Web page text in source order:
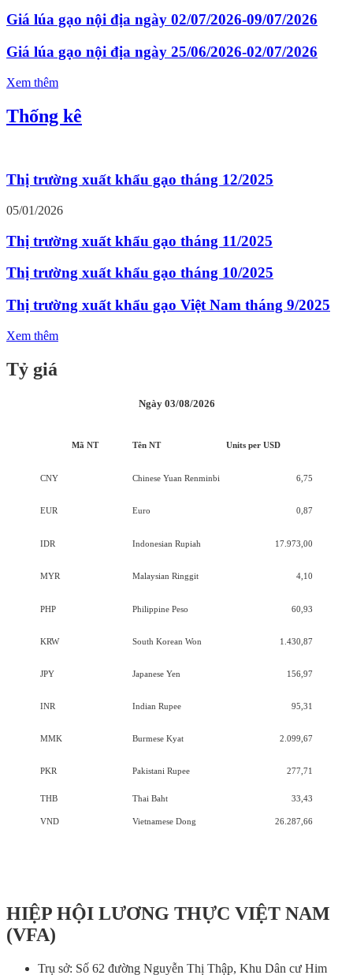
Giá lúa gạo nội địa ngày 02/07/2026-09/07/2026
Giá lúa gạo nội địa ngày 25/06/2026-02/07/2026
Xem thêm
Thống kê
Thị trường xuất khẩu gạo tháng 12/2025
05/01/2026
Thị trường xuất khẩu gạo tháng 11/2025
Thị trường xuất khẩu gạo tháng 10/2025
Thị trường xuất khẩu gạo Việt Nam tháng 9/2025
Xem thêm
Tỷ giá
Ngày 03/08/2026
Mã NT Tên NT Units per USD
CNY Chinese Yuan Renminbi 6,75
EUR Euro 0,87
IDR Indonesian Rupiah 17.973,00
MYR Malaysian Ringgit 4,10
PHP Philippine Peso 60,93
KRW South Korean Won 1.430,87
JPY Japanese Yen 156,97
INR Indian Rupee 95,31
MMK Burmese Kyat 2.099,67
PKR Pakistani Rupee 277,71
THB Thai Baht 33,43
VND Vietnamese Dong 26.287,66
HIỆP HỘI LƯƠNG THỰC VIỆT NAM
(VFA)
Trụ sở: Số 62 đường Nguyễn Thị Thập, Khu Dân cư Him